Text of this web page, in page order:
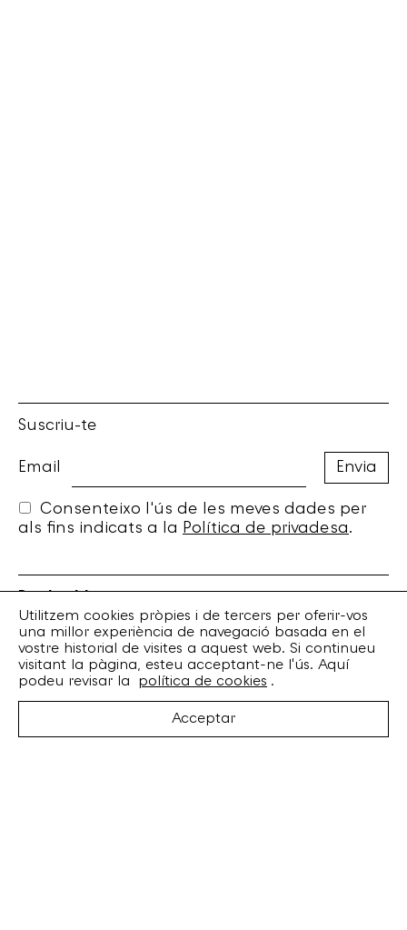
Suscriu-te
Email
Consenteixo l'ús de les meves dades per
als fins indicats a la Política de privadesa.
Torrent de l’Olla, 203 Local 1
08012 Barcelona
+34 932 070 164
bankrobber@bankrobber.net
Utilitzem cookies pròpies i de tercers per oferir-vos
una millor experiència de navegació basada en el
vostre historial de visites a aquest web. Si continueu
visitant la pàgina, esteu acceptant-ne l'ús. Aquí
podeu revisar la
política de cookies .
Acceptar